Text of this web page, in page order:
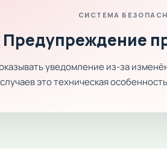
СИСТЕМА
Предупреждение
уведомление из-за
это техническая